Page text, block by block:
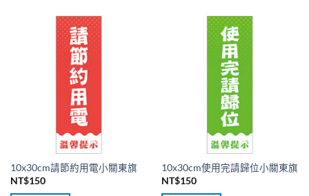
頁
面
10x30cm請節約用電小關東旗
NT$150
10x30cm使用完請歸位小關東旗
NT$150